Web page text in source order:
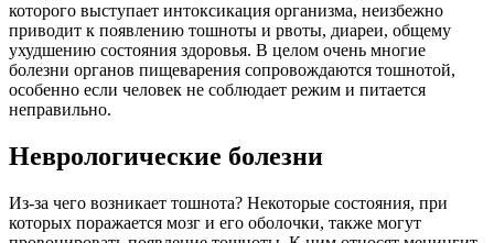
которого выступает интоксикация организма, неизбежно
приводит к появлению тошноты и рвоты, диареи, общему
ухудшению состояния здоровья. В целом очень многие
болезни органов пищеварения сопровождаются тошнотой,
особенно если человек не соблюдает режим и питается
неправильно.
Неврологические болезни
Из-за чего возникает тошнота? Некоторые состояния, при
которых поражается мозг и его оболочки, также могут